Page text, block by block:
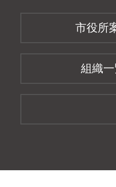
市役所
組織